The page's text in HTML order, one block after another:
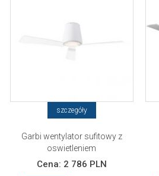
szczegóły
Garbi wentylator sufitowy z
oswietleniem
Cena: 2 786 PLN